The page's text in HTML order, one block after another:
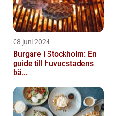
08 juni 2024
Burgare i Stockholm: En
guide till huvudstadens
bä...